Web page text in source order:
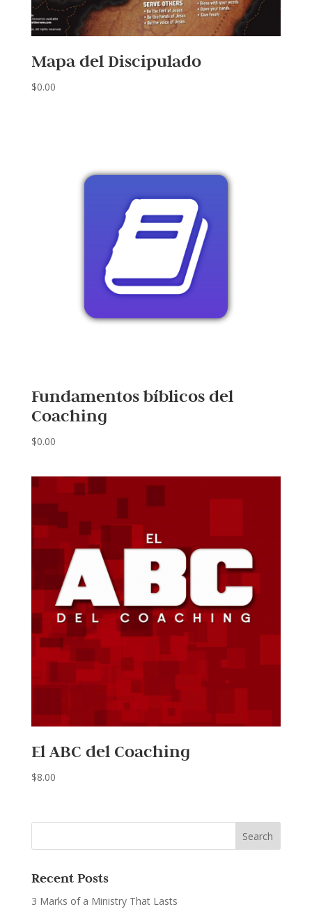
Mapa del Discipulado
$0.00
Fundamentos bíblicos del
Coaching
$0.00
El ABC del Coaching
$8.00
Recent Posts
3 Marks of a Ministry That Lasts